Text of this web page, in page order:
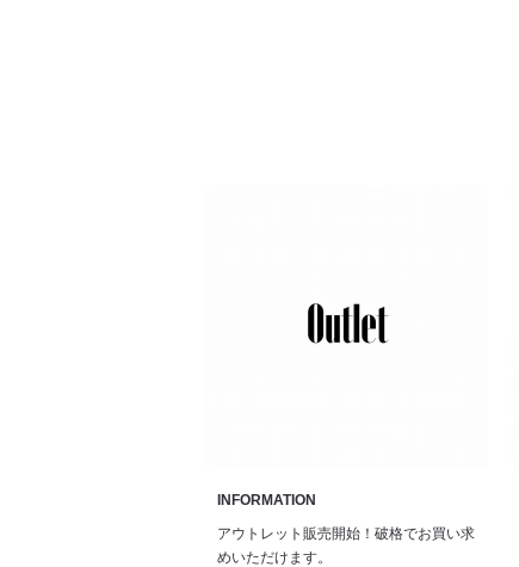
INFORMATION
アウトレット販売開始！破格でお買い求
めいただけます。